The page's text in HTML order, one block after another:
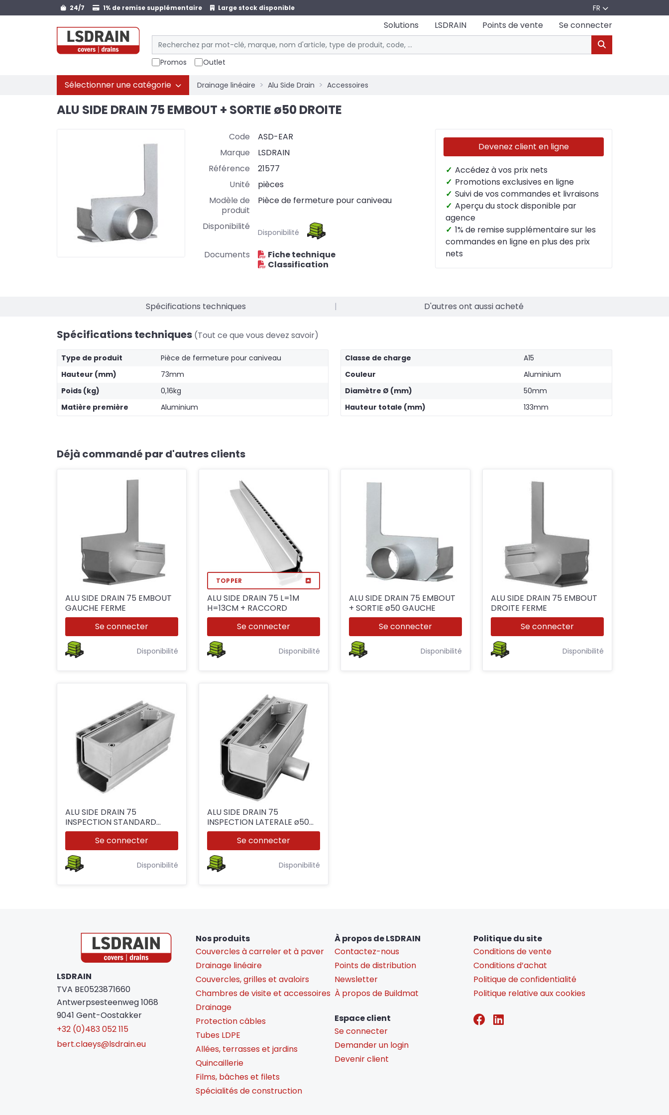
24/7 1% de remise supplémentaire Large stock disponible FR
Solutions LSDRAIN Points de vente Se connecter
Promos Outlet
Sélectionner une catégorie Drainage linéaire Alu Side Drain Accessoires
ALU SIDE DRAIN 75 EMBOUT + SORTIE ø50 DROITE
Code
ASD-EAR
Marque
LSDRAIN
Référence
21577
Unité
pièces
Modèle de
produit
Pièce de fermeture pour caniveau
Disponibilité
Disponibilité
Documents
Fiche technique
Classification
Devenez client en ligne
✓ Accédez à vos prix nets
✓ Promotions exclusives en ligne
✓ Suivi de vos commandes et livraisons
✓ Aperçu du stock disponible par
agence
✓ 1% de remise supplémentaire sur les
commandes en ligne en plus des prix
nets
Spécifications techniques | D'autres ont aussi acheté
Spécifications techniques (Tout ce que vous devez savoir)
Type de produit
Pièce de fermeture pour caniveau
Hauteur (mm)
73mm
Poids (kg)
0,16kg
Matière première
Aluminium
Classe de charge
A15
Couleur
Aluminium
Diamètre Ø (mm)
50mm
Hauteur totale (mm)
133mm
Déjà commandé par d'autres clients
ALU SIDE DRAIN 75 EMBOUT
GAUCHE FERME
Se connecter
Disponibilité
TOPPER
ALU SIDE DRAIN 75 L=1M
H=13CM + RACCORD
Se connecter
Disponibilité
ALU SIDE DRAIN 75 EMBOUT
+ SORTIE ø50 GAUCHE
Se connecter
Disponibilité
ALU SIDE DRAIN 75 EMBOUT
DROITE FERME
Se connecter
Disponibilité
ALU SIDE DRAIN 75
INSPECTION STANDARD
L=0.25M
Se connecter
Disponibilité
ALU SIDE DRAIN 75
INSPECTION LATERALE ø50
L=0.25M
Se connecter
Disponibilité
LSDRAIN
TVA BE0523871660
Antwerpsesteenweg 1068
9041 Gent-Oostakker
+32 (0)483 052 115
bert.claeys@lsdrain.eu
Nos produits
Couvercles à carreler et à paver
Drainage linéaire
Couvercles, grilles et avaloirs
Chambres de visite et accessoires
Drainage
Protection câbles
Tubes LDPE
Allées, terrasses et jardins
Quincaillerie
Films, bâches et filets
Spécialités de construction
À propos de LSDRAIN
Contactez-nous
Points de distribution
Newsletter
À propos de Buildmat
Espace client
Se connecter
Demander un login
Devenir client
Politique du site
Conditions de vente
Conditions d’achat
Politique de confidentialité
Politique relative aux cookies